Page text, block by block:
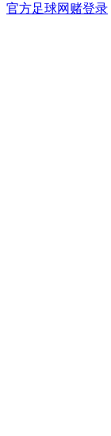
官方足球网赌登录